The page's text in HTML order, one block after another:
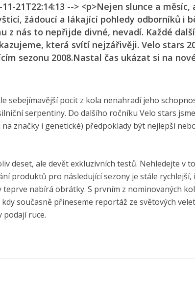
21T22:14:13 --> <p>Nejen slunce a měsíc,
žádoucí a lákající pohledy odborníků i
z nás to nepřijde divné, nevadí. Každé
která svítí nejzářivěji. Velo stars
sezonu 2008.Nastal čas ukázat si na
sebejímavější pocit z kola nenahradí jeho
serpentiny. Do dalšího ročníku Velo stars
značky i genetické) předpoklady být nejlepší
deset, ale devět exkluzivních testů. Nehledejte v
produktů pro následující sezony je stále rychlejší,
nabírá obrátky. S prvním z nominovaných
současně přineseme reportáž ze světových
podají ruce.